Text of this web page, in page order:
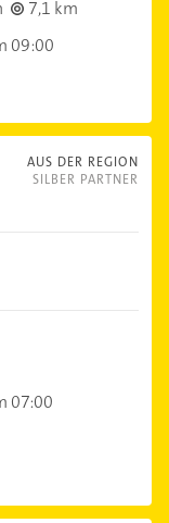
7,1 km
09:00
AUS DER REGION
SILBER PARTNER
07:00